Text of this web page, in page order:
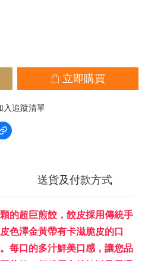
立即購買
入追蹤清單
送貨及付款方式
的超巨煎餃，餃皮採用傳統手
色澤金黃帶有卡滋脆皮的口
每口的多汁鮮美口感，讓您品